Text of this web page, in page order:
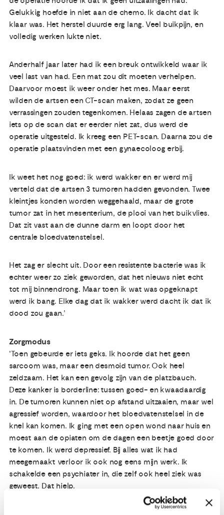
Gelukkig hoefde in niet aan de chemo. Ik dacht dat ik
klaar was. Het herstel duurde erg lang. Veel buikpijn, en
volledig werken lukte niet.
Anderhalf jaar later had ik een breuk ontwikkeld waar ik
veel last van had. Een mat zou dit moeten verhelpen.
Daarvoor moest ik weer onder het mes. Maar eerst
wilden de artsen een CT-scan maken, zodat ze geen
verrassingen zouden tegenkomen. Helaas zagen de artsen
iets op de scan dat er eerder niet zat, dus werd de
operatie uitgesteld. Ik kreeg een PET-scan. Daarna zou de
operatie plaatsvinden met een gynaecoloog erbij.
Ik weet het nog goed: ik werd wakker en er werd mij
verteld dat de artsen 3 tumoren hadden gevonden. Twee
kleintjes konden worden weggehaald, maar de grote
tumor zat in het mesenterium, de plooi van het buikvlies.
Dat zit vast aan de dunne darm en loopt door het
centrale bloedvatenstelsel.
Het zag er slecht uit. Door een resistente bacterie was ik
echter weer zo ziek geworden, dat het nieuws niet echt
tot mij binnendrong. Maar toen ik wat was opgeknapt
werd ik bang. Elke dag dat ik wakker werd dacht ik dat ik
dood zou gaan.’
Zorgmodus
'Toen gebeurde er iets geks. Ik hoorde dat het geen
sarcoom was, maar een desmoid tumor. Ook heel
zeldzaam. Het kan een gevolg zijn van de platzbauch.
Deze kanker is borderline: tussen goed- en kwaadaardig
in. De tumoren kunnen niet op afstand uitzaaien, maar wel
agressief worden, waardoor het bloedvatenstelsel in de
knel kan komen. Ik ging met een open wond naar huis en
moest aan de opiaten om de dagen een beetje goed door
te komen. Ik werd depressief. Bij alles wat ik had
meegemaakt verloor ik ook nog eens mijn werk. Ik
schakelde een psychiater in, die zelf ook heel ziek was
geweest. Dat hielp.